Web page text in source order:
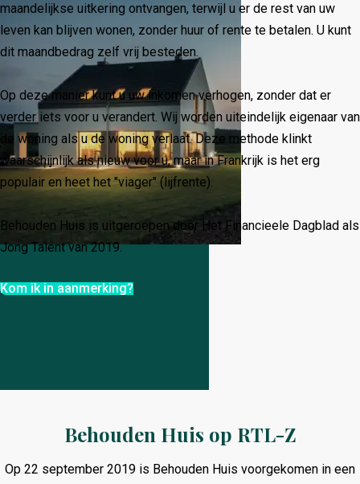
maandelijkse uitkering ontvangen, terwijl u er de rest van uw
leven kan blijven wonen, zonder huur of rente te betalen. U kunt
dit maandbedrag zelf vrij besteden.
Op deze manier kunt u uw inkomen verhogen, zonder dat er
verder iets voor u verandert. Wij worden uiteindelijk eigenaar van
de woning als u de woning verlaat. Deze methode klinkt
waarschijnlijk als nieuw voor u, maar in Frankrijk is het erg
populair en heet het "viager" (lijfrente).
Behouden Huis is uitgeroepen door Het Financieele Dagblad als
Jong Talent van 2019.
Kom ik in aanmerking?
Behouden Huis op RTL-Z
Op 22 september 2019 is Behouden Huis voorgekomen in een